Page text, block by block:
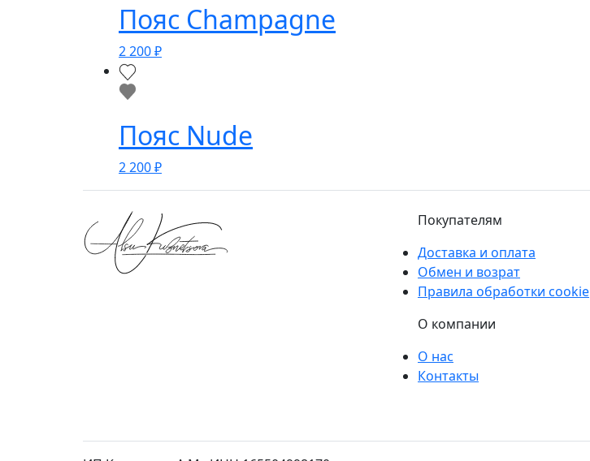
Пояс Champagne
2 200₽
Пояс Nude
2 200₽
Покупателям
Доставка и оплата
Обмен и возрат
Правила обработки cookie
О компании
О нас
Контакты